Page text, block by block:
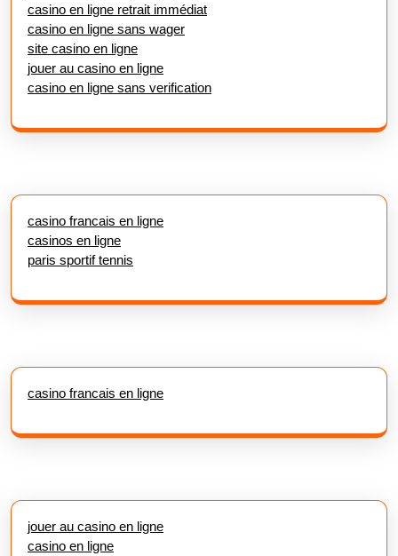
casino en ligne retrait immédiat
casino en ligne sans wager
site casino en ligne
jouer au casino en ligne
casino en ligne sans verification
casino francais en ligne
casinos en ligne
paris sportif tennis
casino francais en ligne
jouer au casino en ligne
casino en ligne